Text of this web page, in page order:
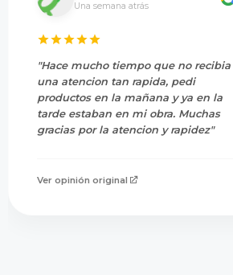
Una semana atrás
"Hace mucho tiempo que no recibia
una atencion tan rapida, pedi
productos en la mañana y ya en la
tarde estaban en mi obra. Muchas
gracias por la atencion y rapidez"
Ver opinión original